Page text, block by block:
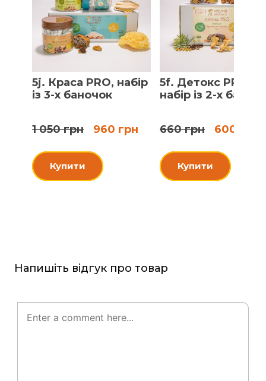
5j. Краса PRO, набір
із 3-х баночок
1 050 грн 960 грн
Купити
5f. Детокс PRO,
набір із 2-х
660 грн 600 грн
Купити
Напишіть відгук про товар